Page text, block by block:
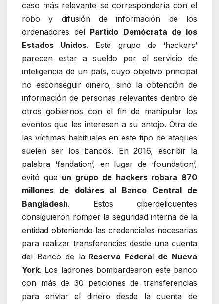
caso más relevante se correspondería con el
robo y difusión de información de los
ordenadores del Partido Demócrata de los
Estados Unidos. Este grupo de ‘hackers’
parecen estar a sueldo por el servicio de
inteligencia de un país, cuyo objetivo principal
no esconseguir dinero, sino la obtención de
información de personas relevantes dentro de
otros gobiernos con el fin de manipular los
eventos que les interesen a su antojo. Otra de
las víctimas habituales en este tipo de ataques
suelen ser los bancos. En 2016, escribir la
palabra ‘fandation’, en lugar de ‘foundation’,
evitó que un grupo de hackers robara 870
millones de doláres al Banco Central de
Bangladesh. Estos ciberdelicuentes
consiguieron romper la seguridad interna de la
entidad obteniendo las credenciales necesarias
para realizar transferencias desde una cuenta
del Banco de laReserva Federal de Nueva
York. Los ladrones bombardearon este banco
con más de 30 peticiones de transferencias
para enviar el dinero desde la cuenta de